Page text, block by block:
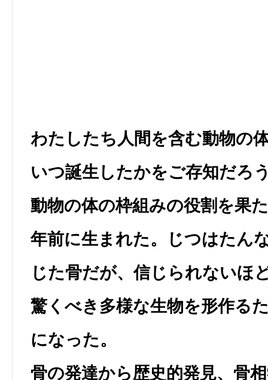
わたしたち人間を含む動物の
いつ誕生したかをご存知だろ
動物の体の枠組みの役割を果
年前に生まれた。じつはたん
じた骨だが、信じられないほ
驚くべき多様な生物を形作る
になった。
骨の発達から歴史的発見、骨